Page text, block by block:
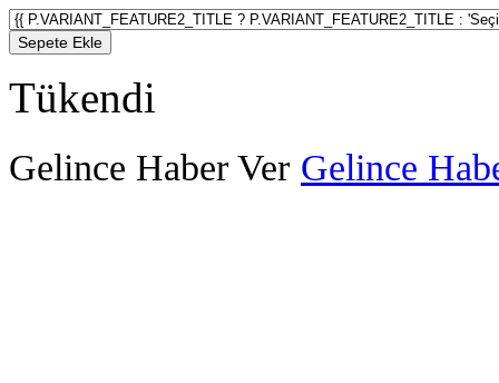
Sepete Ekle
Tükendi
Gelince Haber Ver Gelince